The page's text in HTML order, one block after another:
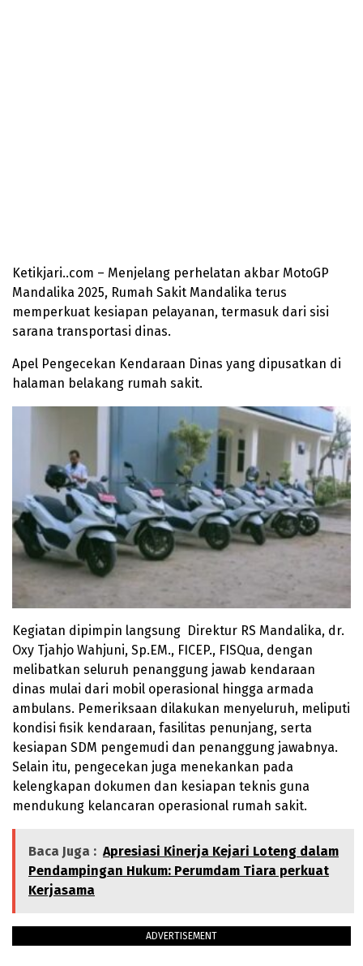
Ketikjari..com – Menjelang perhelatan akbar MotoGP
Mandalika 2025, Rumah Sakit Mandalika terus
memperkuat kesiapan pelayanan, termasuk dari sisi
sarana transportasi dinas.
Apel Pengecekan Kendaraan Dinas yang dipusatkan di
halaman belakang rumah sakit.
Kegiatan dipimpin langsung Direktur RS Mandalika, dr.
Oxy Tjahjo Wahjuni, Sp.EM., FICEP., FISQua, dengan
melibatkan seluruh penanggung jawab kendaraan
dinas mulai dari mobil operasional hingga armada
ambulans. Pemeriksaan dilakukan menyeluruh, meliputi
kondisi fisik kendaraan, fasilitas penunjang, serta
kesiapan SDM pengemudi dan penanggung jawabnya.
Selain itu, pengecekan juga menekankan pada
kelengkapan dokumen dan kesiapan teknis guna
mendukung kelancaran operasional rumah sakit.
Baca Juga : Apresiasi Kinerja Kejari Loteng dalam
Pendampingan Hukum: Perumdam Tiara perkuat
Kerjasama
ADVERTISEMENT